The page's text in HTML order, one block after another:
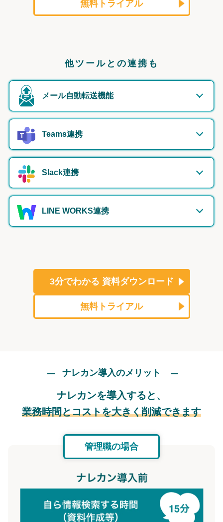
無料トライアル
他ツールとの連携も
メール自動転送機能
Teams連携
Slack連携
LINE WORKS連携
3分でわかる 資料ダウンロード
無料トライアル
ナレカン導入のメリット
ナレカンを導入すると、
業務時間とコストを大きく削減できます
管理職の場合